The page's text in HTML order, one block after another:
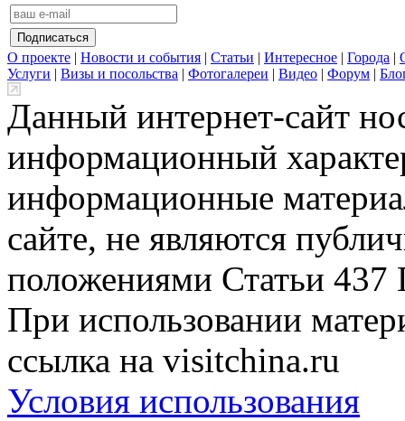
О проекте | Новости и события | Статьи | Интересное | Города |
Услуги | Визы и посольства | Фотогалереи | Видео | Форум |
Данный интернет-сайт
информационный
информационные
сайте, не являются
положениями Статьи 437
При использовании
ссылка на visitchina.ru
Условия использования